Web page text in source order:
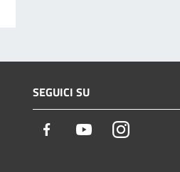
SEGUICI SU
Facebook YoutubeInstagram